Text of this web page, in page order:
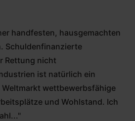
handfesten, hausgemachten
Schuldenfinanzierte
Rettung nicht
ist natürlich ein
Weltmarkt wettbewerbsfähige
und Wohlstand. Ich